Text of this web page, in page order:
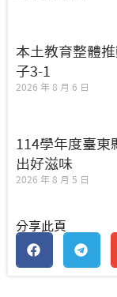
本土教育整體
子3-1
2026 年 8 月 6 日
114學年度臺東
出好滋味
2026 年 8 月 5 日
分享此頁